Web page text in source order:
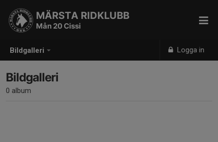
Bildgalleri Logga in
MÄRSTA RIDKLUBB
Mån 20 Cissi
Bildgalleri
0 album